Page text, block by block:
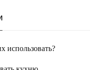
использовать?